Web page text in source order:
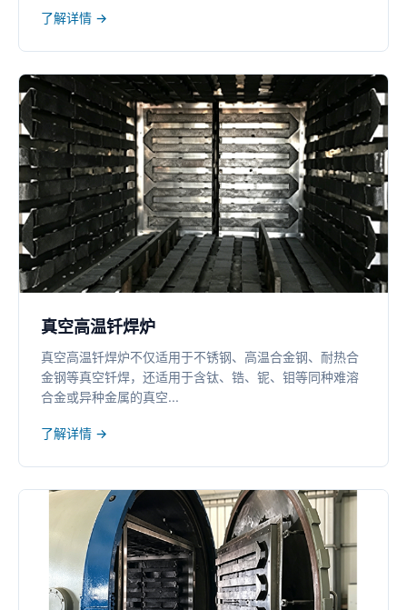
了解详情 →
真空高温钎焊炉
真空高温钎焊炉不仅适用于不锈钢、高温合金钢、耐热合
金钢等真空钎焊，还适用于含钛、锆、铌、钼等同种难溶
合金或异种金属的真空...
了解详情 →